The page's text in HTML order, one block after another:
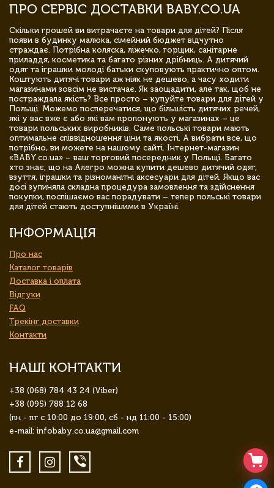
ПРО СЕРВІС ДОСТАВКИ BABY.CO.UA
Скільки грошей ви витрачаєте на товари для дітей? Після
появи в будинку малюка, сімейний бюджет відчутно
страждає. Потрібна коляска, ліжечко, горщик, санітарне
приладдя, косметика та багато різних дрібниць. А дитячий
одяг та іграшки молоді батьки скуповують практично оптом.
Коштують дитячі товари аж ніяк не дешево, а часу ходити
магазинами зовсім не вистачає. Як заощадити, але так, щоб не
постраждала якість? Все просто – купуйте товари для дітей у
Польщі. Можемо посперечатися, що більшість дитячих речей,
які у вас вже є або які вам пропонують у магазинах – це
товари польських виробників. Саме польські товари мають
оптимальне співвідношення ціни та якості. А вибрати все, що
потрібно, ви можете на нашому сайті. Інтернет-магазин
«BABY.co.ua» – ваш торговий посередник у Польщі. Багато
хто знає, що на Алегро можна купити дешево дитячий одяг,
взуття, іграшки та різноманітні аксесуари для дітей. Якщо вас
досі зупиняла складна процедура замовлення та здійснення
покупки, поспішаємо вас порадувати – тепер польські товари
для дітей стають доступнішими в Україні.
ІНФОРМАЦІЯ
Про нас
Каталог товарів
Доставка і оплата
Відгуки
FAQ
Трекінг доставки
Контакти
НАШІ КОНТАКТИ
+38 (068) 784 43 24 (Viber)
+38 (095) 788 12 68
(пн - пт с 10:00 до 19:00, сб - нд 11:00 - 15:00)
e-mail: infobaby.co.ua@gmail.com